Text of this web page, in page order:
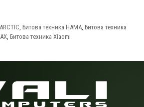
, Битова техника HAMA, Битова техника
, Битова техника Xiaomi